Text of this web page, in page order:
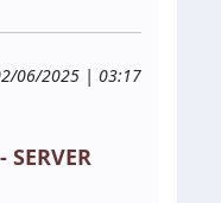
06/2025 | 03:17